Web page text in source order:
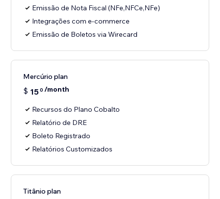
Emissão de Nota Fiscal (NFe,NFCe,NFe)
Integrações com e-commerce
Emissão de Boletos via Wirecard
Mercúrio plan
$ 150 /month
Recursos do Plano Cobalto
Relatório de DRE
Boleto Registrado
Relatórios Customizados
Titânio plan